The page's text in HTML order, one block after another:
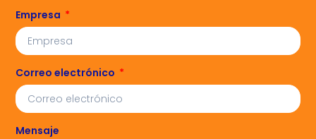
Empresa
Correo electrónico
Mensaje